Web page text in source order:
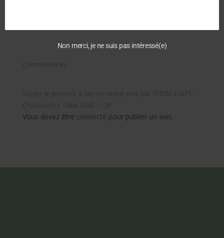
Commentaires
Soyez le premier à laisser votre avis sur “POM D’API –
Chaussures Yaka Walk – Or”
Vous devez être connecté pour publier un avis.
Non merci, je ne suis pas intéressé(e)